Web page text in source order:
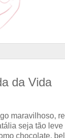
da Vida
maravilhoso,
seja tão
chocolate,